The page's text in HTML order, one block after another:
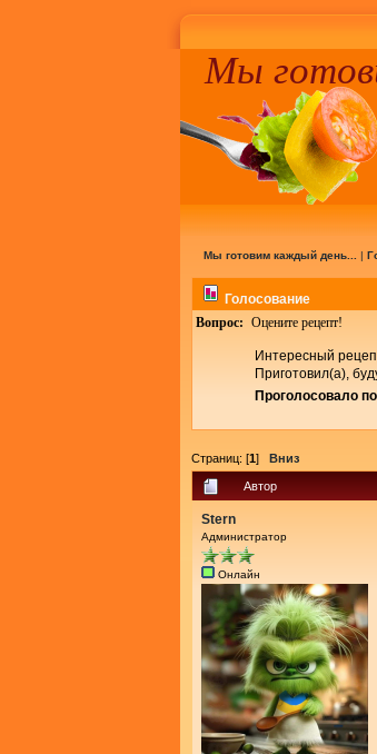
Мы
Мы готовим каждый день... |
Голосование
Вопрос: Оцените рецепт!
Интересный
Приготовил(а),
Проголосовало
Страниц: [1] Вниз
Автор
Stern
Администратор
Онлайн